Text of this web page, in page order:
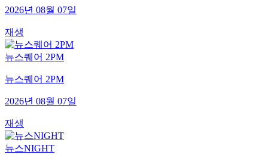
2026년 08월 07일
재생
뉴스퀘어 2PM
뉴스퀘어 2PM
2026년 08월 07일
재생
뉴스NIGHT